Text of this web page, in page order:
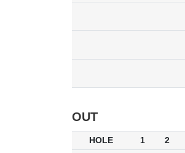
OUT
HOLE 1 2